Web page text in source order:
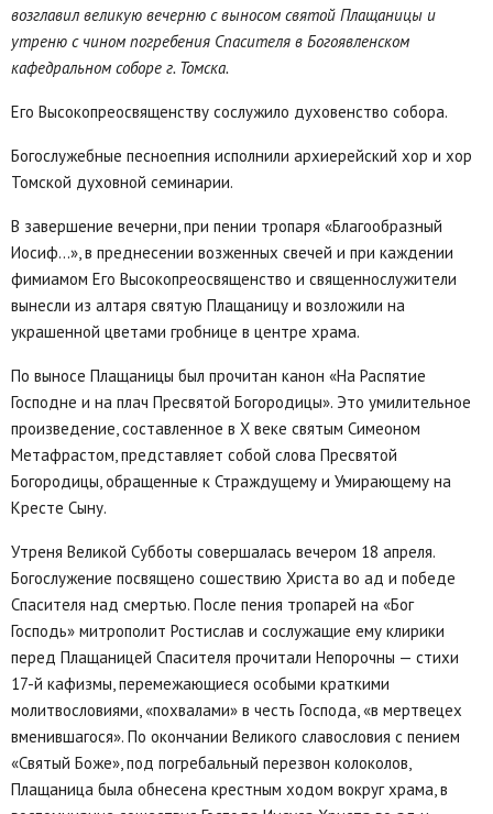
возглавил великую вечерню с выносом святой Плащаницы и
утреню с чином погребения Спасителя в Богоявленском
кафедральном соборе г. Томска.
Его Высокопреосвященству сослужило духовенство собора.
Богослужебные песноепния исполнили архиерейский хор и хор
Томской духовной семинарии.
В завершение вечерни, при пении тропаря «Благообразный
Иосиф...», в преднесении возженных свечей и при каждении
фимиамом Его Высокопреосвященство и священнослужители
вынесли из алтаря святую Плащаницу и возложили на
украшенной цветами гробнице в центре храма.
По выносе Плащаницы был прочитан канон «На Распятие
Господне и на плач Пресвятой Богородицы». Это умилительное
произведение, составленное в Х веке святым Симеоном
Метафрастом, представляет собой слова Пресвятой
Богородицы, обращенные к Страждущему и Умирающему на
Кресте Сыну.
Утреня Великой Субботы совершалась вечером 18 апреля.
Богослужение посвящено сошествию Христа во ад и победе
Спасителя над смертью. После пения тропарей на «Бог
Господь» митрополит Ростислав и сослужащие ему клирики
перед Плащаницей Спасителя прочитали Непорочны — стихи
17-й кафизмы, перемежающиеся особыми краткими
молитвословиями, «похвалами» в честь Господа, «в мертвецех
вменившагося». По окончании Великого славословия с пением
«Святый Боже», под погребальный перезвон колоколов,
Плащаница была обнесена крестным ходом вокруг храма, в